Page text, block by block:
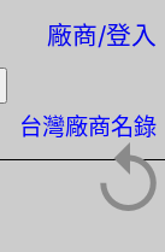
廠商/登入
台灣廠商名錄
↺